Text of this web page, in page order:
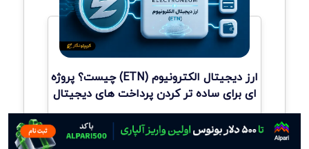
ارز دیجیتال الکترونیوم (ETN) چیست؟ پروژه
ای برای ساده تر کردن پرداخت های دیجیتال